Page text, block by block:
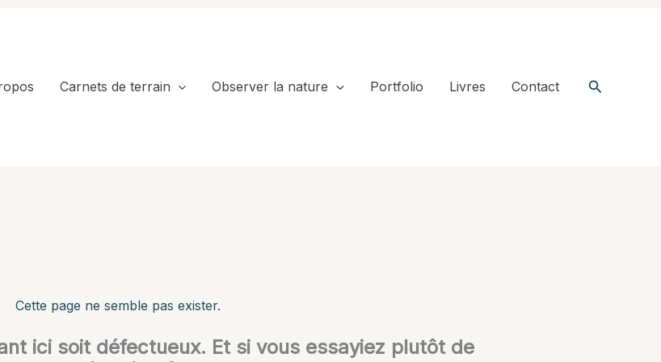
Carnets de terrain Observer la nature Portfolio Livres Contact
Cette page ne semble pas exister.
ici soit défectueux. Et si vous essayiez plutôt de